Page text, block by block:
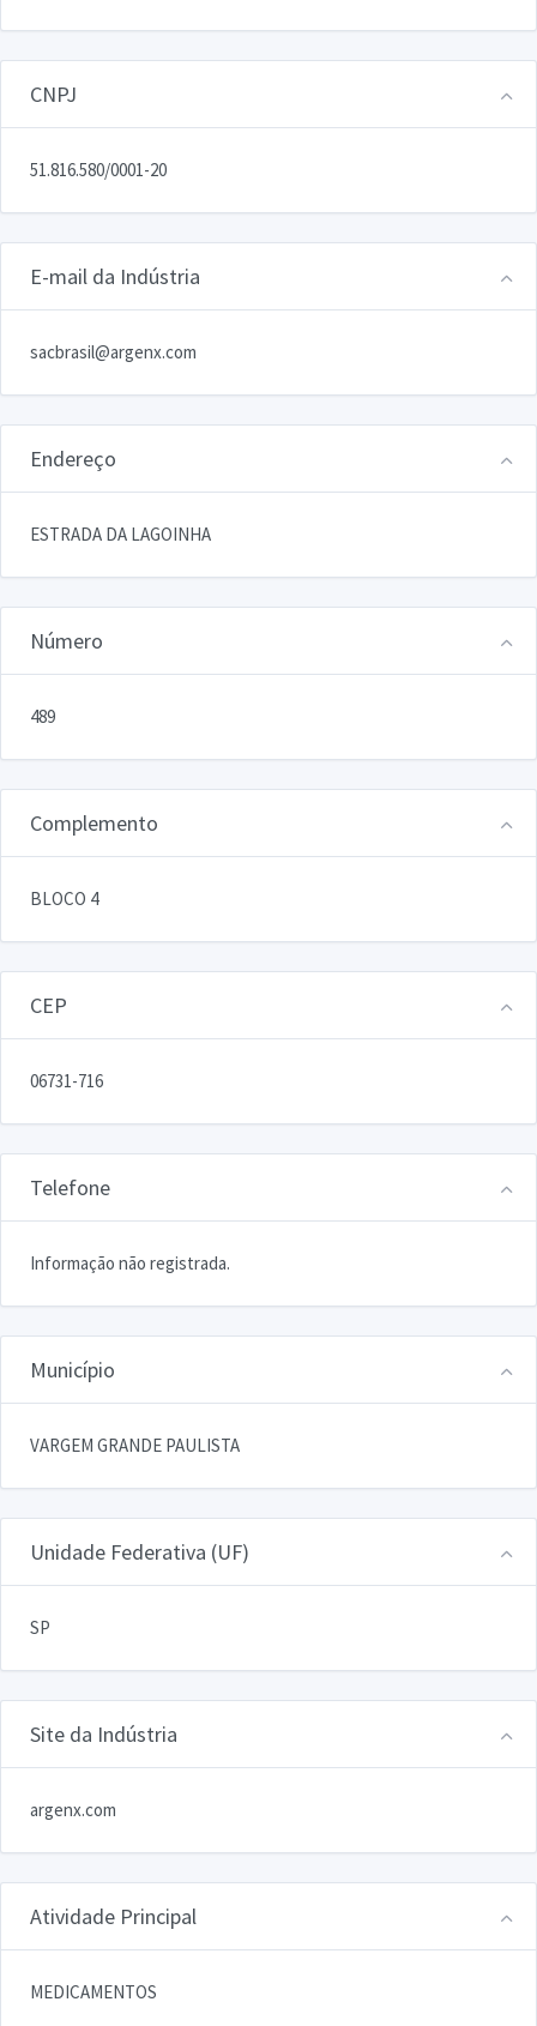
CNPJ
51.816.580/0001-20
E-mail da Indústria
sacbrasil@argenx.com
Endereço
ESTRADA DA LAGOINHA
Número
489
Complemento
BLOCO 4
CEP
06731-716
Telefone
Informação não registrada.
Município
VARGEM GRANDE PAULISTA
Unidade Federativa (UF)
SP
Site da Indústria
argenx.com
Atividade Principal
MEDICAMENTOS